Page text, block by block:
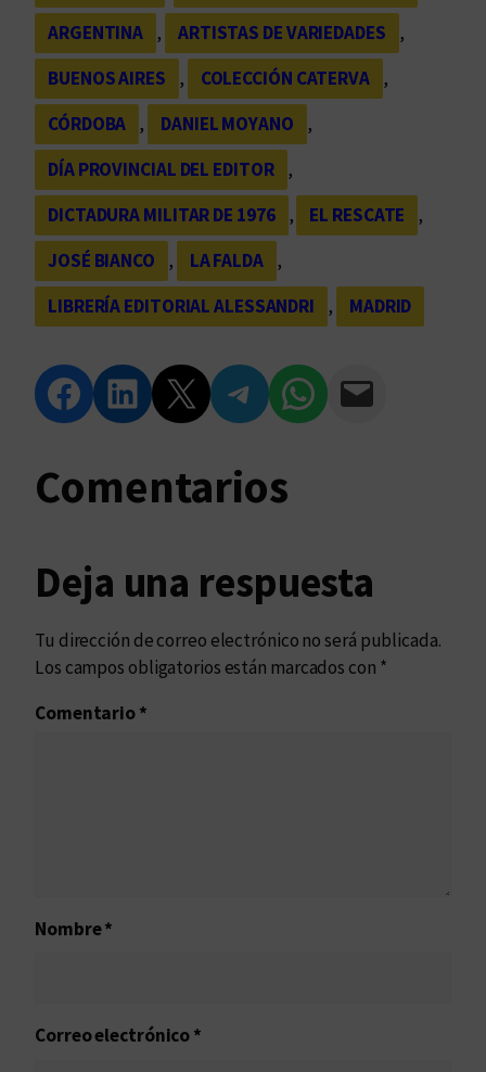
ARGENTINA
, ARTISTAS DE VARIEDADES
,
BUENOS AIRES
, COLECCIÓN CATERVA
,
CÓRDOBA
, DANIEL MOYANO
,
DÍA PROVINCIAL DEL EDITOR
,
DICTADURA MILITAR DE 1976
, EL RESCATE
,
JOSÉ BIANCO
, LA FALDA
,
LIBRERÍA EDITORIAL ALESSANDRI
, MADRID
Compartir en Facebook Compartir en LinkedIn Compartir en Twitter Compartir en Telegram Compartir en WhatsApp Compartir vía Email
Comentarios
Deja una respuesta
Tu dirección de correo electrónico no será publicada.
Los campos obligatorios están marcados con *
Comentario*
Nombre*
Correo electrónico*